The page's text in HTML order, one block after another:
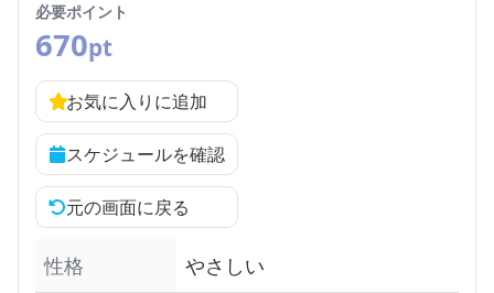
必要ポイント
670pt
お気に入りに追加
スケジュールを確認
元の画面に戻る
性格
やさしい